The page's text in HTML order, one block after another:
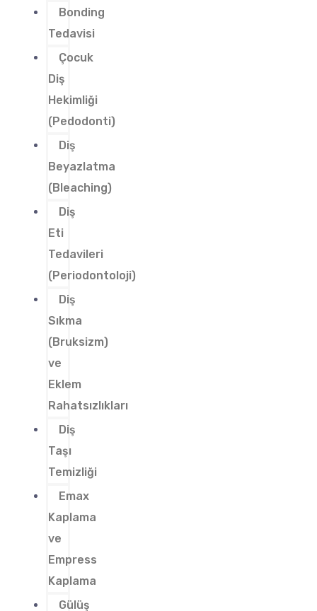
Bonding
Tedavisi
Çocuk
Diş
Hekimliği
(Pedodonti)
Diş
Beyazlatma
(Bleaching)
Diş
Eti
Tedavileri
(Periodontoloji)
Diş
Sıkma
(Bruksizm)
ve
Eklem
Rahatsızlıkları
Diş
Taşı
Temizliği
Emax
Kaplama
ve
Empress
Kaplama
Gülüş